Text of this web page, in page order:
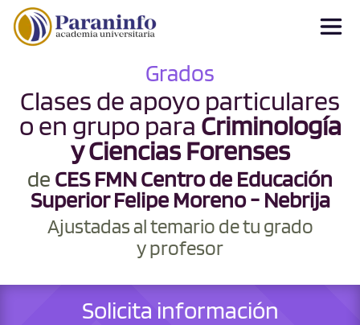
Grados
Clases de apoyo particulares
o en grupo para Criminología
y Ciencias Forenses
de CES FMN Centro de Educación
Superior Felipe Moreno - Nebrija
Ajustadas al temario de tu grado
y profesor
Solicita información